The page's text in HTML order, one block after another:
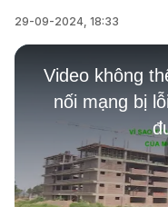
29-09-2024, 18:33
This
window.
Video không
nối mạng bị